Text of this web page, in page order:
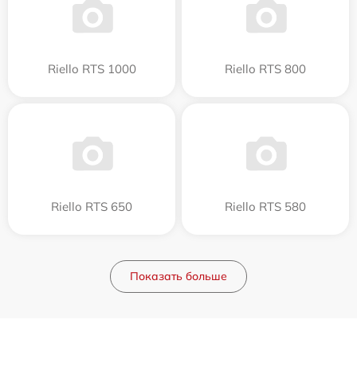
Riello RTS 1000 Riello RTS 800
Riello RTS 650 Riello RTS 580
Показать больше